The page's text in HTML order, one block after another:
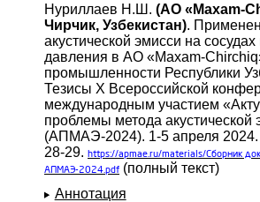
Нуриллаев Н.Ш. (АО «Maxam-
Чирчик, Узбекистан).
акустической эмисси на
давления в АО «Maxam-
промышленности Республики
Тезисы X Всероссийской
международным участием
проблемы метода акустической
(АПМАЭ-2024). 1-5 апреля
28-29. https://apmae.ru/materials/Сборник
АПМАЭ-2024.pdf (полный текст)
Аннотация